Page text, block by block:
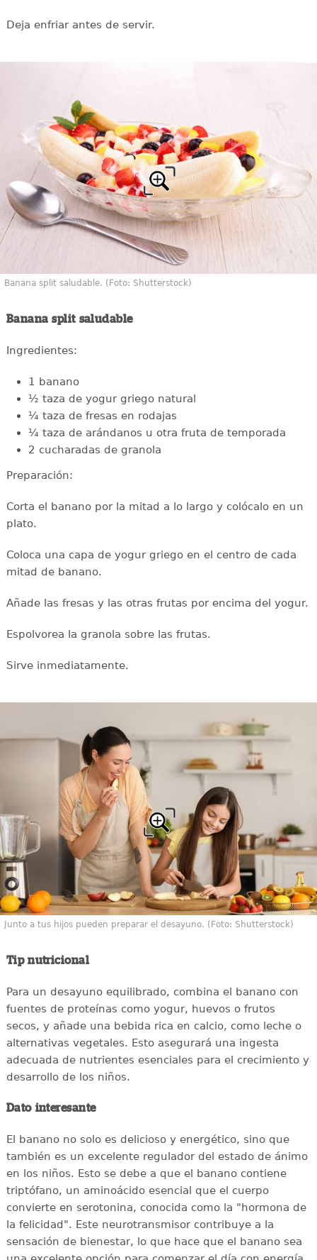
Deja enfriar antes de servir.
Banana split saludable. (Foto: Shutterstock)
Banana split saludable
Ingredientes:
1 banano
½ taza de yogur griego natural
¼ taza de fresas en rodajas
¼ taza de arándanos u otra fruta de temporada
2 cucharadas de granola
Preparación:
Corta el banano por la mitad a lo largo y colócalo en un
plato.
Coloca una capa de yogur griego en el centro de cada
mitad de banano.
Añade las fresas y las otras frutas por encima del yogur.
Espolvorea la granola sobre las frutas.
Sirve inmediatamente.
Junto a tus hijos pueden preparar el desayuno. (Foto: Shutterstock)
Tip nutricional
Para un desayuno equilibrado, combina el banano con
fuentes de proteínas como yogur, huevos o frutos
secos, y añade una bebida rica en calcio, como leche o
alternativas vegetales. Esto asegurará una ingesta
adecuada de nutrientes esenciales para el crecimiento y
desarrollo de los niños.​
Dato interesante
El banano no solo es delicioso y energético, sino que
también es un excelente regulador del estado de ánimo
en los niños. Esto se debe a que el banano contiene
triptófano, un aminoácido esencial que el cuerpo
convierte en serotonina, conocida como la "hormona de
la felicidad". Este neurotransmisor contribuye a la
sensación de bienestar, lo que hace que el banano sea